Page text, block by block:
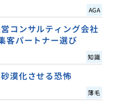
AGA
コンサルティング会社
客パートナー選び
知識
漠化させる恐怖
薄毛